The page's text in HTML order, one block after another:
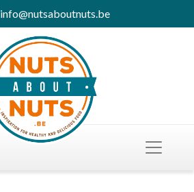
info@nutsaboutnuts.be